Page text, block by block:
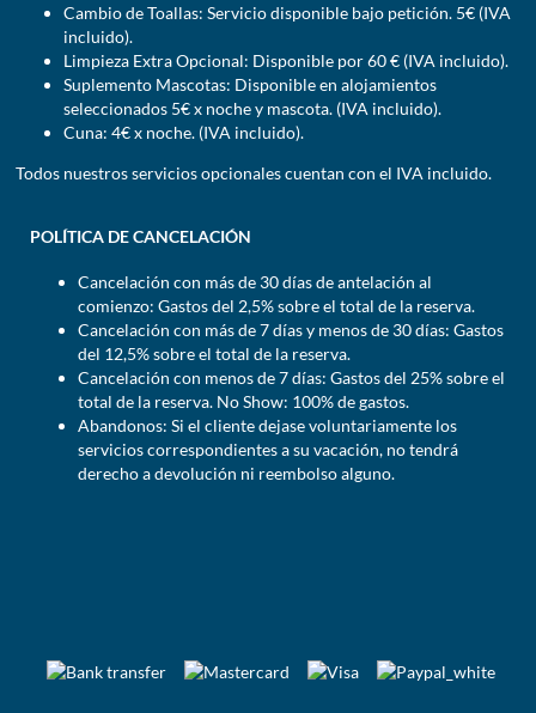
Cambio de Toallas: Servicio disponible bajo petición. 5€ (IVA
incluido).
Limpieza Extra Opcional: Disponible por 60 € (IVA incluido).
Suplemento Mascotas: Disponible en alojamientos
seleccionados 5€ x noche y mascota. (IVA incluido).
Cuna: 4€ x noche. (IVA incluido).
Todos nuestros servicios opcionales cuentan con el IVA incluido.
POLÍTICA DE CANCELACIÓN
Cancelación con más de 30 días de antelación al
comienzo: Gastos del 2,5% sobre el total de la reserva.
Cancelación con más de 7 días y menos de 30 días: Gastos
del 12,5% sobre el total de la reserva.
Cancelación con menos de 7 días: Gastos del 25% sobre el
total de la reserva. No Show: 100% de gastos.
Abandonos: Si el cliente dejase voluntariamente los
servicios correspondientes a su vacación, no tendrá
derecho a devolución ni reembolso alguno.